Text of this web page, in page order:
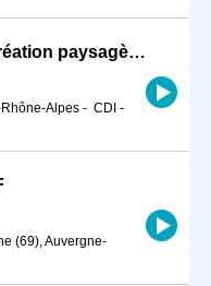
Chef d'équipe paysagiste - création paysagère (H/F)
Alpes - CDI -
(69), Auvergne-